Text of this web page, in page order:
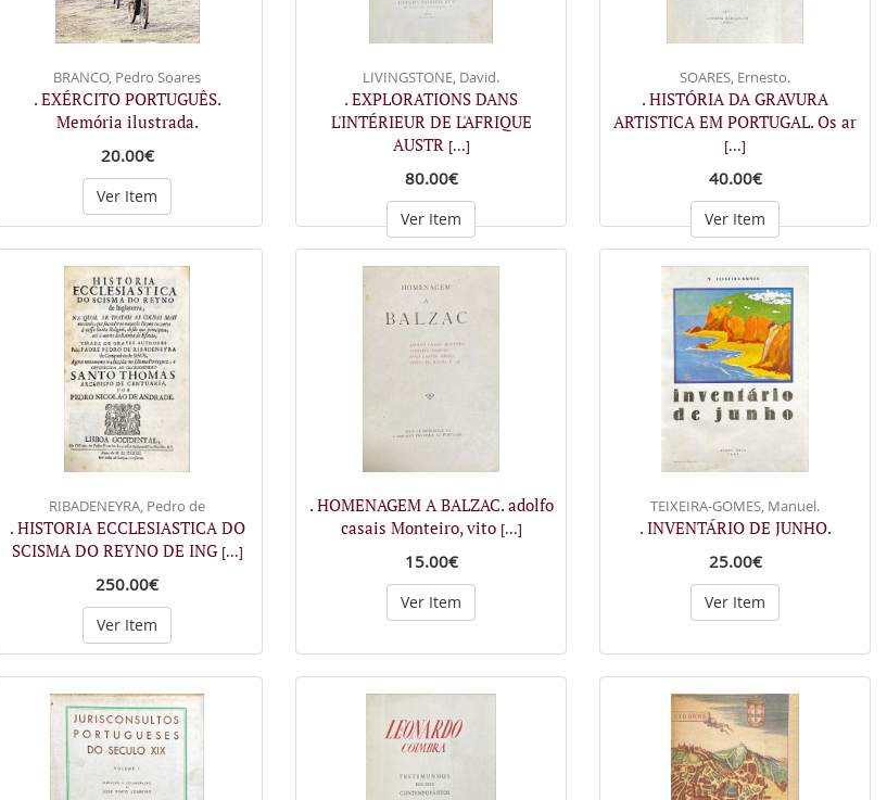
BRANCO, Pedro Soares
. EXÉRCITO PORTUGUÊS.
Memória ilustrada.
20.00€
Ver Item
LIVINGSTONE, David.
. EXPLORATIONS DANS
L'INTÉRIEUR DE L'AFRIQUE
AUSTR [...]
80.00€
Ver Item
SOARES, Ernesto.
. HISTÓRIA DA GRAVURA
ARTISTICA EM PORTUGAL. Os ar
[...]
40.00€
Ver Item
RIBADENEYRA, Pedro de
. HISTORIA ECCLESIASTICA DO
SCISMA DO REYNO DE ING [...]
250.00€
Ver Item
. HOMENAGEM A BALZAC. adolfo
casais Monteiro, vito [...]
15.00€
Ver Item
TEIXEIRA-GOMES, Manuel.
. INVENTÁRIO DE JUNHO.
25.00€
Ver Item